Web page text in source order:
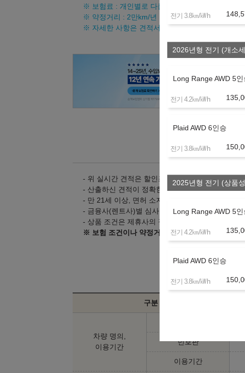
※ 보험료 : 개인별로 다름
※ 약정거리 : 2만km/년
※ 자세한 사항은 견적서를 참조하시기 바랍니다.
- 위 실시간 견적은 할인조건 및 탁송지역, 대리점/
- 산출하신 견적이 정확한지 상담을 통해 확인하시
- 만 21세 이상, 면허 소지 1년 이상의 고객만 진행
- 금융사(렌트사)별 심사 기준은 다를 수 있으며,
- 상품 조건은 제휴사의 정책 변경으로 인해 변동되
※ 보험 조건이나 약정거리 등 변경을 원하시는 견
구분
차량 명의,
이용기간
번호판
이용기간
전기 3.8㎞/㎾h
2026년형 전기 (개소
Long Range AWD 5인
전기 4.2㎞/㎾h
Plaid AWD 6인승
전기 3.8㎞/㎾h
2025년형 전기 (상품
Long Range AWD 5인
전기 4.2㎞/㎾h
Plaid AWD 6인승
전기 3.8㎞/㎾h